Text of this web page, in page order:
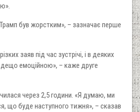
був жорстким», – зазначає перше
заяв під час зустрічі, і в деяких
емоційною», – каже друге
через 2,5 години. «Я думаю, ми
що буде наступного тижня», – сказав